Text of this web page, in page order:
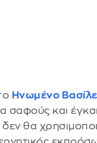
Ηνωμένο
σαφούς και
θα